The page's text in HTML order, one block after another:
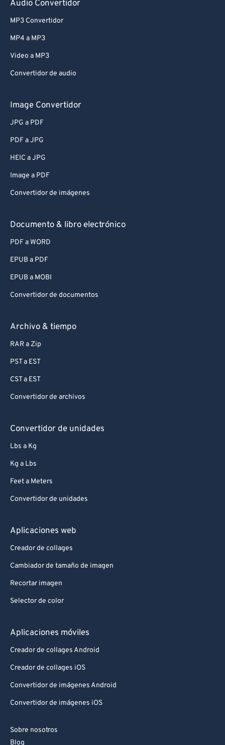
Audio Convertidor
MP3 Convertidor
MP4 a MP3
Video a MP3
Convertidor de audio
Image Convertidor
JPG a PDF
PDF a JPG
HEIC a JPG
Image a PDF
Convertidor de imágenes
Documento & libro electrónico
PDF a WORD
EPUB a PDF
EPUB a MOBI
Convertidor de documentos
Archivo & tiempo
RAR a Zip
PST a EST
CST a EST
Convertidor de archivos
Convertidor de unidades
Lbs a Kg
Kg a Lbs
Feet a Meters
Convertidor de unidades
Aplicaciones web
Creador de collages
Cambiador de tamaño de imagen
Recortar imagen
Selector de color
Aplicaciones móviles
Creador de collages Android
Creador de collages iOS
Convertidor de imágenes Android
Convertidor de imágenes iOS
Sobre nosotros
Blog